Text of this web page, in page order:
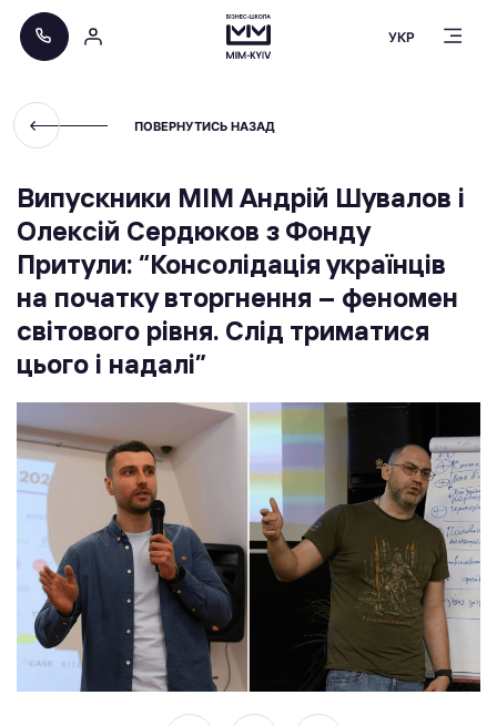
УКР
ПОВЕРНУТИСЬ НАЗАД
Випускники МІМ Андрій Шувалов і
Олексій Сердюков з Фонду
Притули: “Консолідація українців
на початку вторгнення – феномен
світового рівня. Слід триматися
цього і надалі”